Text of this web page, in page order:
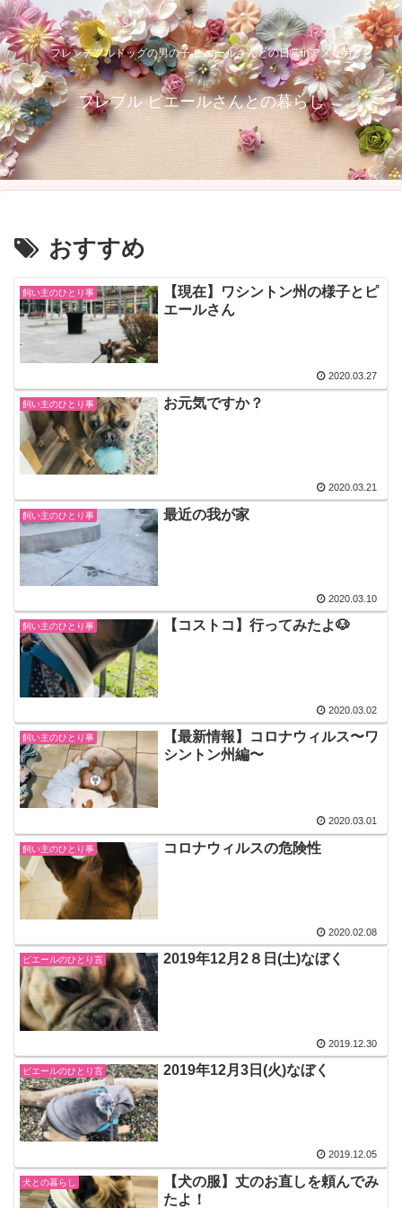
フレンチブルドッグの男の子 ピエールさんとの日常inアメリカ
フレブル ピエールさんとの暮らし
おすすめ
飼い主のひとり事
【現在】ワシントン州の様子とピ
エールさん
2020.03.27
飼い主のひとり事 お元気ですか？
2020.03.21
飼い主のひとり事 最近の我が家
2020.03.10
飼い主のひとり事 【コストコ】行ってみたよ🐶
2020.03.02
飼い主のひとり事
【最新情報】コロナウィルス〜ワ
シントン州編〜
2020.03.01
飼い主のひとり事 コロナウィルスの危険性
2020.02.08
ピエールのひとり言 2019年12月2８日(土)なぼく
2019.12.30
ピエールのひとり言 2019年12月3日(火)なぼく
2019.12.05
犬との暮らし
【犬の服】丈のお直しを頼んでみ
たよ！